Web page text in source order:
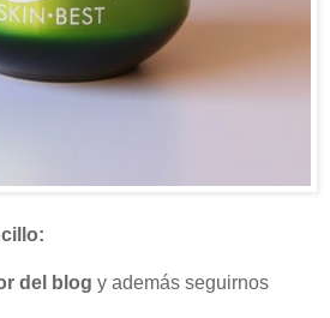
del blog y además seguirnos